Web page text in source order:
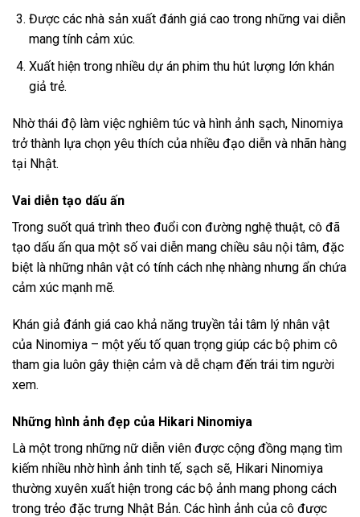
Được các nhà sản xuất đánh giá cao trong những vai diễn
mang tính cảm xúc.
Xuất hiện trong nhiều dự án phim thu hút lượng lớn khán
giả trẻ.
Nhờ thái độ làm việc nghiêm túc và hình ảnh sạch, Ninomiya
trở thành lựa chọn yêu thích của nhiều đạo diễn và nhãn hàng
tại Nhật.
Vai diễn tạo dấu ấn
Trong suốt quá trình theo đuổi con đường nghệ thuật, cô đã
tạo dấu ấn qua một số vai diễn mang chiều sâu nội tâm, đặc
biệt là những nhân vật có tính cách nhẹ nhàng nhưng ẩn chứa
cảm xúc mạnh mẽ.
Khán giả đánh giá cao khả năng truyền tải tâm lý nhân vật
của Ninomiya – một yếu tố quan trọng giúp các bộ phim cô
tham gia luôn gây thiện cảm và dễ chạm đến trái tim người
xem.
Những hình ảnh đẹp của Hikari Ninomiya
Là một trong những nữ diễn viên được cộng đồng mạng tìm
kiếm nhiều nhờ hình ảnh tinh tế, sạch sẽ, Hikari Ninomiya
thường xuyên xuất hiện trong các bộ ảnh mang phong cách
trong trẻo đặc trưng Nhật Bản. Các hình ảnh của cô được